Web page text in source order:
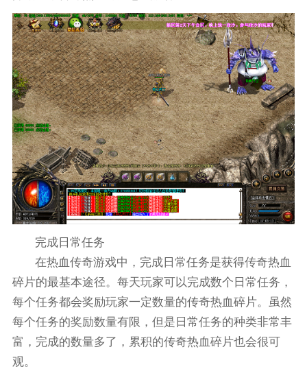
完成日常任务
在热血传奇游戏中，完成日常任务是获得传奇热血
碎片的最基本途径。每天玩家可以完成数个日常任务，
每个任务都会奖励玩家一定数量的传奇热血碎片。虽然
每个任务的奖励数量有限，但是日常任务的种类非常丰
富，完成的数量多了，累积的传奇热血碎片也会很可
观。